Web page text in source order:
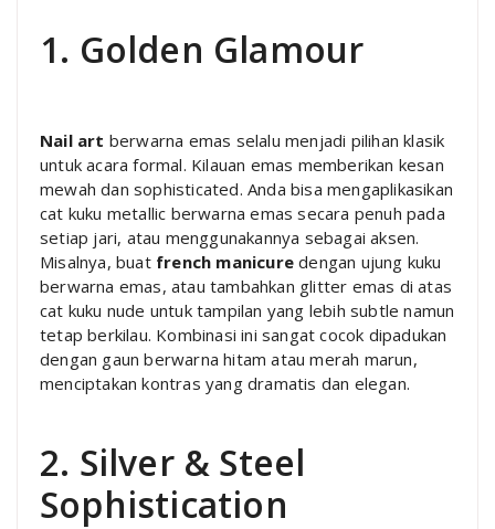
1. Golden Glamour
Nail art berwarna emas selalu menjadi pilihan klasik
untuk acara formal. Kilauan emas memberikan kesan
mewah dan sophisticated. Anda bisa mengaplikasikan
cat kuku metallic berwarna emas secara penuh pada
setiap jari, atau menggunakannya sebagai aksen.
Misalnya, buat french manicure dengan ujung kuku
berwarna emas, atau tambahkan glitter emas di atas
cat kuku nude untuk tampilan yang lebih subtle namun
tetap berkilau. Kombinasi ini sangat cocok dipadukan
dengan gaun berwarna hitam atau merah marun,
menciptakan kontras yang dramatis dan elegan.
2. Silver & Steel
Sophistication